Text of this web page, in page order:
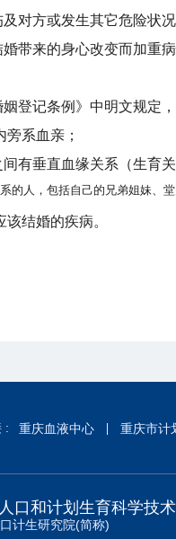
对方或发生其它危险状
带来的身心改变而加重
登记条例》中明文规定
系血亲；
有垂直血缘关系（生育
的人，包括自己的兄弟姐妹、
结婚的疾病。
: 重庆血液中心 重庆市计
口和计划生育科学技
计生研究院(简称)